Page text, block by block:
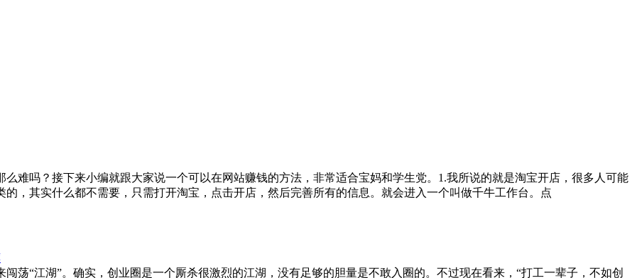
难吗？接下来小编就跟大家说一个可以在网站赚钱的方法，非常适合宝妈和学生党。1.我所说的就是淘宝开店，很多人可能
，其实什么都不需要，只需打开淘宝，点击开店，然后完善所有的信息。就会进入一个叫做千牛工作台。点
荡“江湖”。确实，创业圈是一个厮杀很激烈的江湖，没有足够的胆量是不敢入圈的。不过现在看来，“打工一辈子，不如创